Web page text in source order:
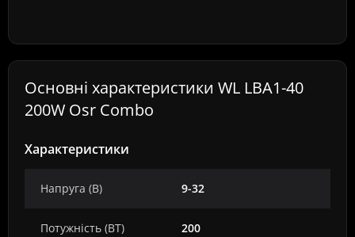
Основні характеристики WL LBA1-40
200W Osr Combo
Характеристики
Напруга (В) 9-32
Потужність (ВТ) 200